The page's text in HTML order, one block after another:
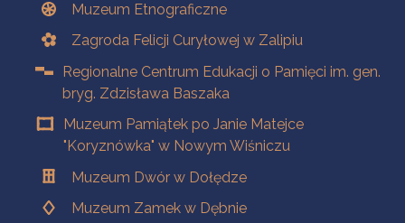
Muzeum Etnograficzne
Zagroda Felicji Curyłowej w Zalipiu
Regionalne Centrum Edukacji o Pamięci im. gen.
bryg. Zdzisława Baszaka
Muzeum Pamiątek po Janie Matejce
"Koryznówka" w Nowym Wiśniczu
Muzeum Dwór w Dołędze
Muzeum Zamek w Dębnie